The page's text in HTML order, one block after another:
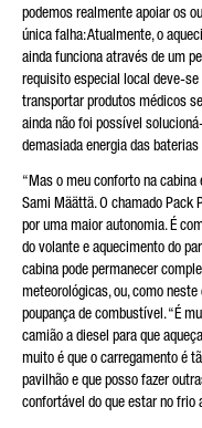
podemos realmente apoiar os
única falha: Atualmente, o
ainda funciona através de um
requisito especial local deve-
transportar produtos médicos
ainda não foi possível
demasiada energia das
“Mas o meu conforto na
Sami Määttä. O chamado Pack
por uma maior autonomia. É
do volante e aquecimento do
cabina pode permanecer
meteorológicas, ou, como
poupança de combustível. “É
camião a diesel para que
muito é que o carregamento é
pavilhão e que posso fazer
confortável do que estar no frio